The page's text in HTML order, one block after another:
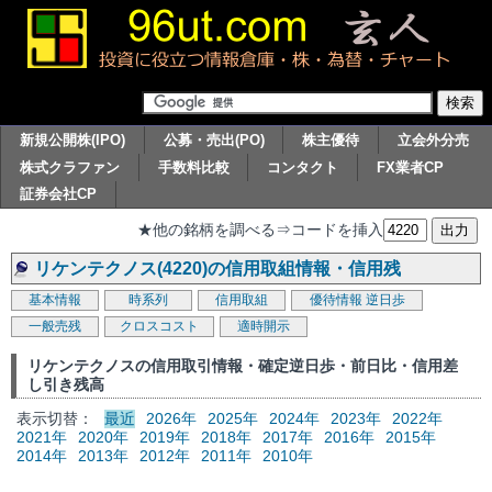
新規公開株(IPO) 公募・売出(PO) 株主優待
立会外分売
株式クラファン
手数料比較 コンタクト
FX業者CP
証券会社CP
★他の銘柄を調べる⇒コードを挿入
リケンテクノス(4220)の信用取組情報・信用残
基本情報 時系列 信用取組 優待情報 逆日歩
一般売残
クロスコスト 適時開示
リケンテクノスの信用取引情報・確定逆日歩・前日比・信用差
し引き残高
表示切替：
最近 2026年 2025年 2024年 2023年
2022年
2021年
2020年 2019年 2018年 2017年 2016年
2015年
2014年
2013年 2012年 2011年 2010年